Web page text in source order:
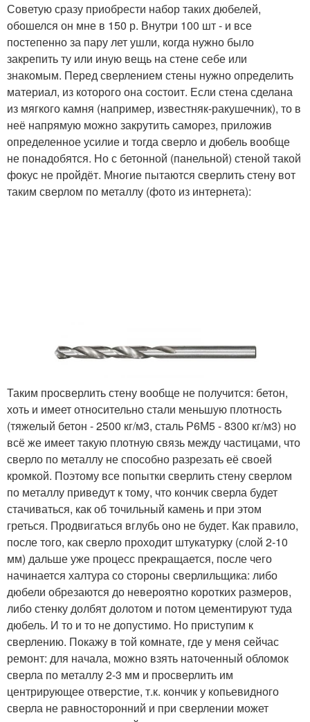
Советую сразу приобрести набор таких дюбелей,
обошелся он мне в 150 р. Внутри 100 шт - и все
постепенно за пару лет ушли, когда нужно было
закрепить ту или иную вещь на стене себе или
знакомым. Перед сверлением стены нужно определить
материал, из которого она состоит. Если стена сделана
из мягкого камня (например, известняк-ракушечник), то в
неё напрямую можно закрутить саморез, приложив
определенное усилие и тогда сверло и дюбель вообще
не понадобятся. Но с бетонной (панельной) стеной такой
фокус не пройдёт. Многие пытаются сверлить стену вот
таким сверлом по металлу (фото из интернета):
Таким просверлить стену вообще не получится: бетон,
хоть и имеет относительно стали меньшую плотность
(тяжелый бетон - 2500 кг/м3, сталь Р6М5 - 8300 кг/м3) но
всё же имеет такую плотную связь между частицами, что
сверло по металлу не способно разрезать её своей
кромкой. Поэтому все попытки сверлить стену сверлом
по металлу приведут к тому, что кончик сверла будет
стачиваться, как об точильный камень и при этом
греться. Продвигаться вглубь оно не будет. Как правило,
после того, как сверло проходит штукатурку (слой 2-10
мм) дальше уже процесс прекращается, после чего
начинается халтура со стороны сверлильщика: либо
дюбели обрезаются до невероятно коротких размеров,
либо стенку долбят долотом и потом цементируют туда
дюбель. И то и то не допустимо. Но приступим к
сверлению. Покажу в той комнате, где у меня сейчас
ремонт: для начала, можно взять наточенный обломок
сверла по металлу 2-3 мм и просверлить им
центрирующее отверстие, т.к. кончик у копьевидного
сверла не равносторонний и при сверлении может